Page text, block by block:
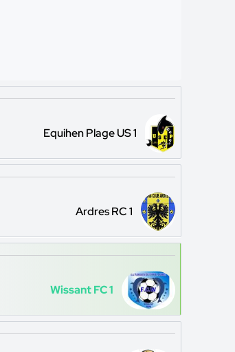
Equihen Plage US 1
Ardres RC 1
Wissant FC 1